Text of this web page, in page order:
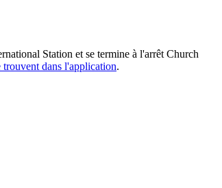
Station et se termine à l'arrêt Church
trouvent dans l'application.